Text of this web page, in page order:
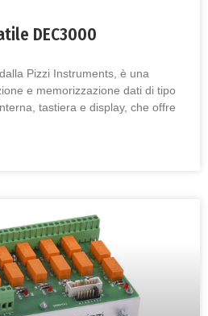
DEC3000
Pizzi Instruments, è una
e memorizzazione dati di tipo
tastiera e display, che offre